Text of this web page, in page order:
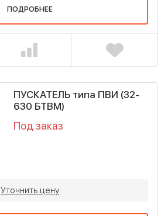
ПОДРОБНЕЕ
ПУСКАТЕЛЬ типа ПВИ (32-
630 БТВМ)
Под заказ
Уточнить цену